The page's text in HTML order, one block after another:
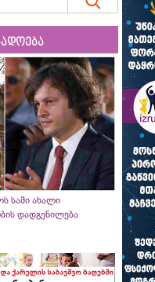
სამი ახალი
დადგენილება